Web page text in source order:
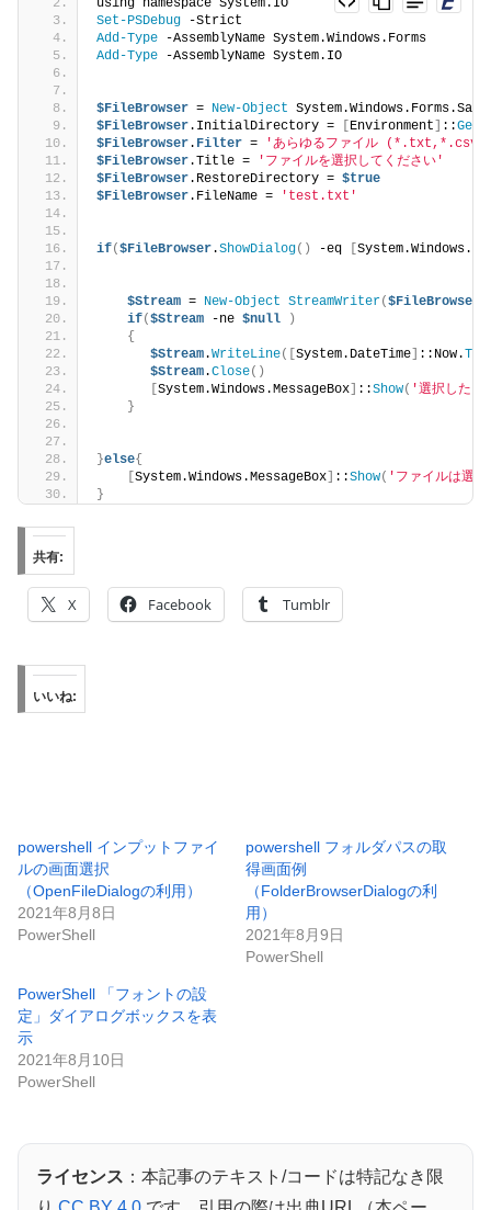
using namespace System.IO
Set-PSDebug -Strict
Add-Type -AssemblyName System.Windows.Forms
Add-Type -AssemblyName System.IO
$FileBrowser = New-Object
$FileBrowser.InitialDirectory = Environment ::
$FileBrowser. Filter =
'あらゆるファイル
$FileBrowser.Title =
'ファイルを選択してください'
$FileBrowser.RestoreDirectory = $true
$FileBrowser.FileName = 'test.txt'
if($FileBrowser.ShowDialog() -eq
$Stream = New-Object StreamWriter($FileBrowser
if($Stream -ne $null
)
{
$Stream.WriteLine([ System.DateTime ::Now.
$Stream.Close()
System.Windows.MessageBox ::Show( '選択したフ
}
}else{
System.Windows.MessageBox ::Show( 'ファイルは選
}
共有:
X Facebook Tumblr
いいね:
powershell インプットファイ
ルの画面選択
（OpenFileDialogの利用）
2021年8月8日
PowerShell
powershell フォルダパスの取
得画面例
（FolderBrowserDialogの利
用）
2021年8月9日
PowerShell
PowerShell 「フォントの設
定」ダイアログボックスを表
示
2021年8月10日
PowerShell
ライセンス ：本記事のテキスト/コードは特記なき限